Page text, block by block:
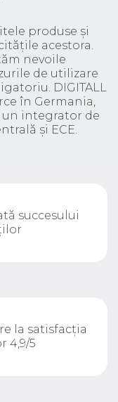
produse și
acestora.
nevoile
de utilizare
DIGITALL
în Germania,
un integrator de
și ECE.
succesului
la satisfacția
4,9/5